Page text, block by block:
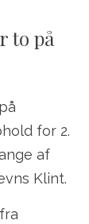
to på
for 2.
af
Klint.